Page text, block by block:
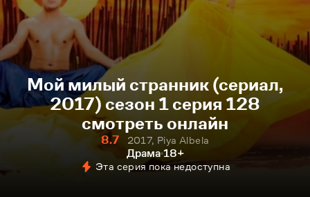
Мой милый странник (сериал,
2017) сезон 1 серия 128
смотреть онлайн
8.7
2017, Piya Albela
Драма 18+
Эта серия пока недоступна